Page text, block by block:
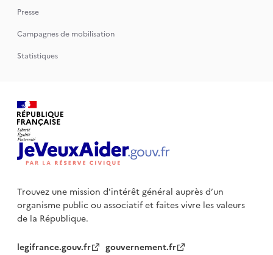
Presse
Campagnes de mobilisation
Statistiques
Trouvez une mission d'intérêt général auprès d’un
organisme publicou associatif et faites vivre les valeurs
de la République.
legifrance.gouv.fr
gouvernement.fr